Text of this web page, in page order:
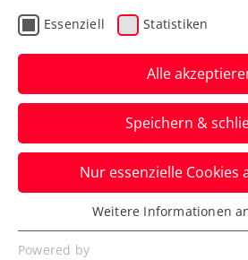
ATP-Challenger
Rodionov erst
Endspiel durch
gestoppt
Erst die Ex-ATP-Nummer-
ÖTV-Ass in
zu groß.
Essenziell Statistiken
Alle
Speichern &
Nur essenzielle Cookies
Essenziell
Essenzielle Cookies werden für
Weitere Informationen
Powered by